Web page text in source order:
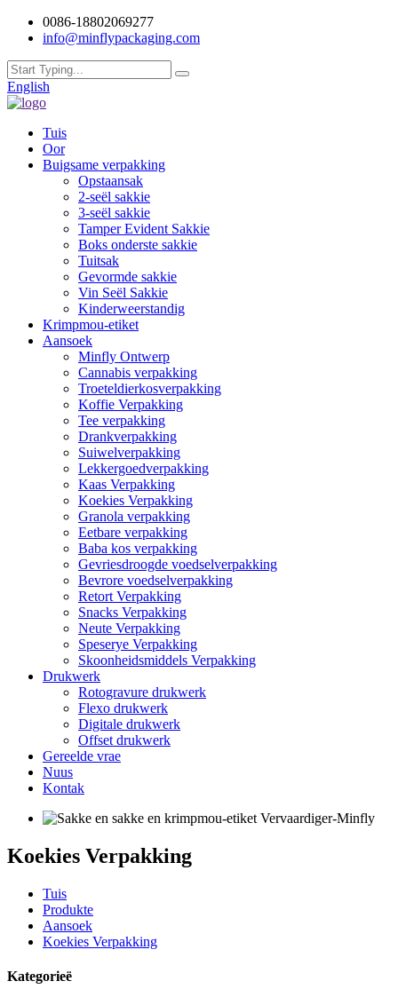
0086-18802069277
info@minflypackaging.com
English
Tuis
Oor
Buigsame verpakking
Opstaansak
2-seël sakkie
3-seël sakkie
Tamper Evident Sakkie
Boks onderste sakkie
Tuitsak
Gevormde sakkie
Vin Seël Sakkie
Kinderweerstandig
Krimpmou-etiket
Aansoek
Minfly Ontwerp
Cannabis verpakking
Troeteldierkosverpakking
Koffie Verpakking
Tee verpakking
Drankverpakking
Suiwelverpakking
Lekkergoedverpakking
Kaas Verpakking
Koekies Verpakking
Granola verpakking
Eetbare verpakking
Baba kos verpakking
Gevriesdroogde voedselverpakking
Bevrore voedselverpakking
Retort Verpakking
Snacks Verpakking
Neute Verpakking
Speserye Verpakking
Skoonheidsmiddels Verpakking
Drukwerk
Rotogravure drukwerk
Flexo drukwerk
Digitale drukwerk
Offset drukwerk
Gereelde vrae
Nuus
Kontak
Koekies Verpakking
Tuis
Produkte
Aansoek
Koekies Verpakking
Kategorieë